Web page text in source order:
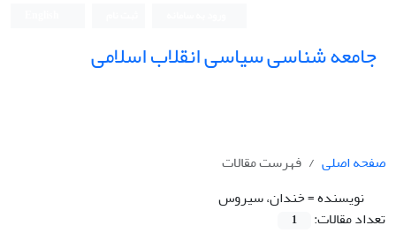
جامعه شناسی سیاسی انقلاب اسلامی
صفحه اصلی
فهرست مقالات
نویسنده =خندان، سیروس
تعداد مقالات:
1